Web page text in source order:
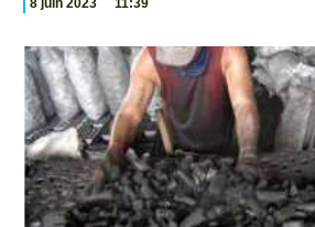
8 juin 2023 11:39